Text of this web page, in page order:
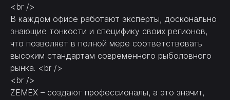
<br />
В каждом офисе работают эксперты, досконально
знающие тонкости и специфику своих регионов,
что позволяет в полной мере соответствовать
высоким стандартам современного рыболовного
рынка. <br />
<br />
ZEMEX – создают профессионалы, а это значит,